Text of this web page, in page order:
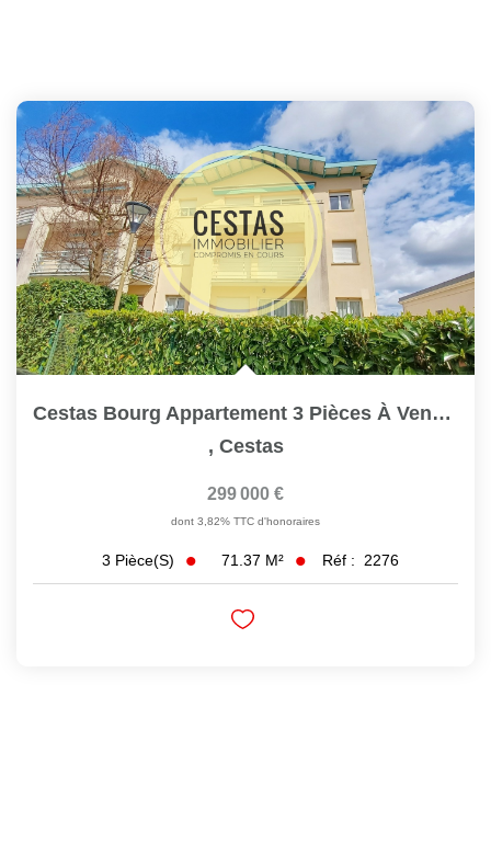
Cestas Bourg Appartement 3 Pièces À Vendre Ref 2276
, Cestas
299 000 €
dont 3,82% TTC d'honoraires
3 Pièce(s) 71.37 M² Réf : 2276